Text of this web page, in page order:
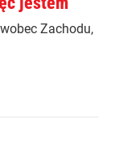
Zachodu,